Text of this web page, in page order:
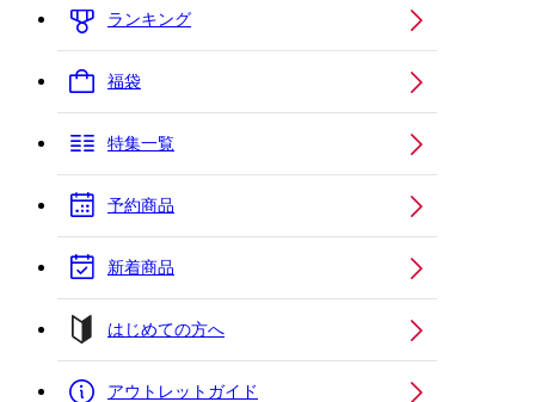
ランキング
福袋
特集一覧
予約商品
新着商品
はじめての方へ
アウトレットガイド